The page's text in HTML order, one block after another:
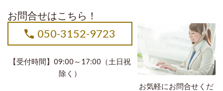
お問合せはこちら！
お気軽にお問合せくだ
050-3152-9723
【受付時間】09:00～17:00（土日祝
除く）